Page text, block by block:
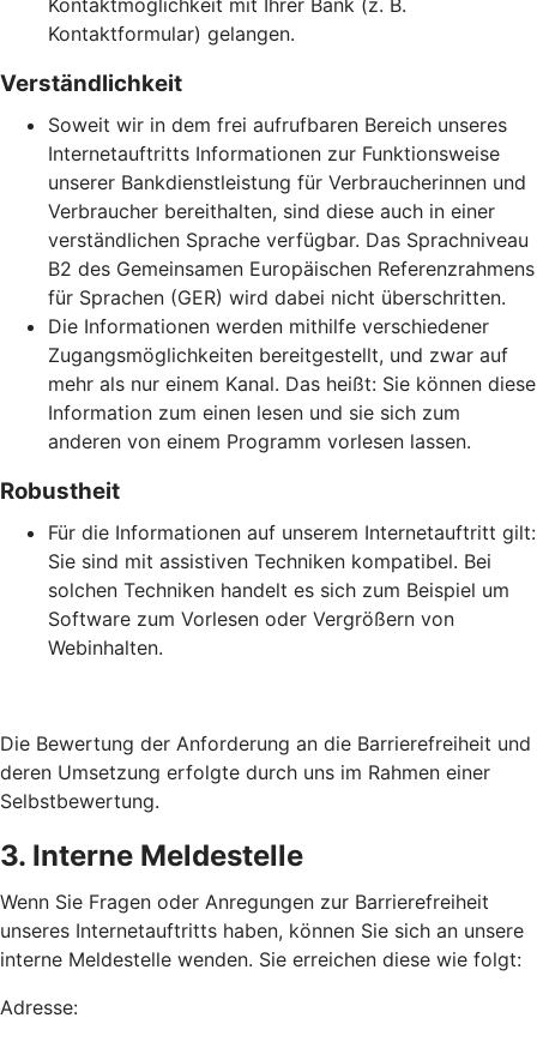
Kontaktmöglichkeit mit Ihrer Bank (z. B.
Kontaktformular) gelangen.
Verständlichkeit
Soweit wir in dem frei aufrufbaren Bereich unseres
Internetauftritts Informationen zur Funktionsweise
unserer Bankdienstleistung für Verbraucherinnen und
Verbraucher bereithalten, sind diese auch in einer
verständlichen Sprache verfügbar. Das Sprachniveau
B2 des Gemeinsamen Europäischen Referenzrahmens
für Sprachen (GER) wird dabei nicht überschritten.
Die Informationen werden mithilfe verschiedener
Zugangsmöglichkeiten bereitgestellt, und zwar auf
mehr als nur einem Kanal. Das heißt: Sie können diese
Information zum einen lesen und sie sich zum
anderen von einem Programm vorlesen lassen.
Robustheit
Für die Informationen auf unserem Internetauftritt gilt:
Sie sind mit assistiven Techniken kompatibel. Bei
solchen Techniken handelt es sich zum Beispiel um
Software zum Vorlesen oder Vergrößern von
Webinhalten.
Die Bewertung der Anforderung an die Barrierefreiheit und
deren Umsetzung erfolgte durch uns im Rahmen einer
Selbstbewertung.
3. Interne Meldestelle
Wenn Sie Fragen oder Anregungen zur Barrierefreiheit
unseres Internetauftritts haben, können Sie sich an unsere
interne Meldestelle wenden. Sie erreichen diese wie folgt:
Adresse: